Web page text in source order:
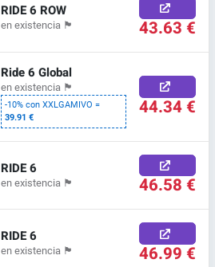
RIDE 6 ROW
en existencia 🏴 43.63 €
Ride 6 Global
en existencia 🏴
-10% con XXLGAMIVO =
39.91 €
44.34 €
RIDE 6
en existencia 🏴 46.58 €
RIDE 6
en existencia 🏴 46.99 €